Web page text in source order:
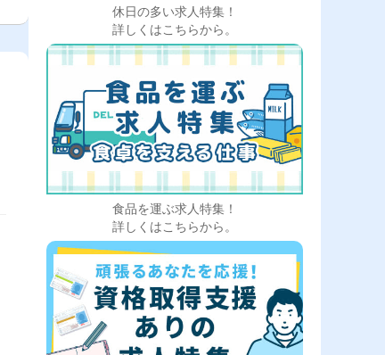
休日の多い求人特集！
詳しくはこちらから。
食品を運ぶ求人特集！
詳しくはこちらから。